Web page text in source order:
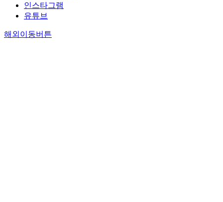
인스타그램
유튜브
해외이동버튼